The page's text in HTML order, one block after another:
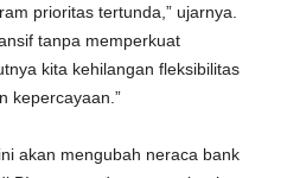
prioritas tertunda,” ujarnya.
tanpa memperkuat
kita kehilangan fleksibilitas
kepercayaan.”
akan mengubah neraca bank